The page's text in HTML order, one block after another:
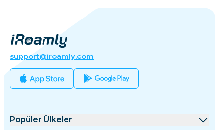
support@iroamly.com
Popüler Ülkeler